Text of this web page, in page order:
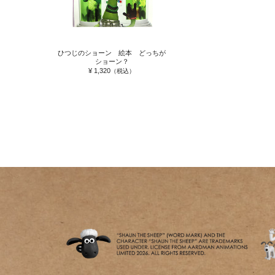
ひつじのショーン 絵本 どっちが
ショーン？
¥ 1,320 （税込）